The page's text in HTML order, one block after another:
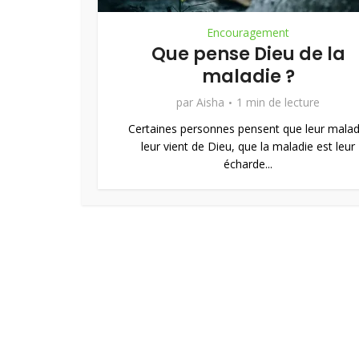
Encouragement
Que pense Dieu de la
maladie ?
par Aisha
1 min de lecture
Certaines personnes pensent que leur
leur vient de Dieu, que la maladie est leur
écharde...